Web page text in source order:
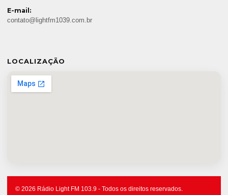
E-mail:
contato@lightfm1039.com.br
LOCALIZAÇÃO
© 2026 Rádio Light FM 103.9 - Todos os direitos reservados.